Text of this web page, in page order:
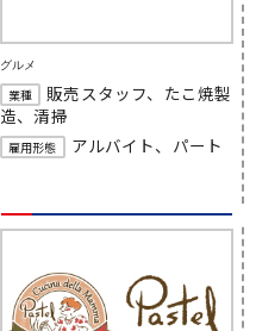
グルメ
業種
販売スタッフ、たこ焼製
造、清掃
雇用形態 アルバイト、パート